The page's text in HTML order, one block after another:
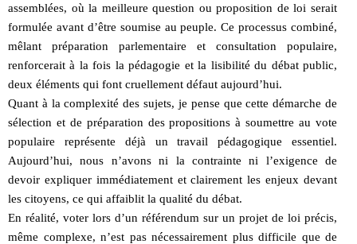
assemblées, où la meilleure question ou proposition de loi serait
formulée avant d’être soumise au peuple. Ce processus combiné,
mêlant préparation parlementaire et consultation populaire,
renforcerait à la fois la pédagogie et la lisibilité du débat public,
deux éléments qui font cruellement défaut aujourd’hui.
Quant à la complexité des sujets, je pense que cette démarche de
sélection et de préparation des propositions à soumettre au vote
populaire représente déjà un travail pédagogique essentiel.
Aujourd’hui, nous n’avons ni la contrainte ni l’exigence de
devoir expliquer immédiatement et clairement les enjeux devant
les citoyens, ce qui affaiblit la qualité du débat.
En réalité, voter lors d’un référendum sur un projet de loi précis,
même complexe, n’est pas nécessairement plus difficile que de